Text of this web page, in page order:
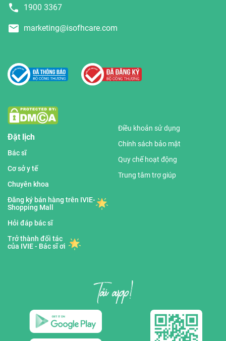
1900 3367
marketing@isofhcare.com
Đặt lịch
Bác sĩ
Cơ sở y tế
Chuyên khoa
Đăng ký bán hàng trên IVIE-
Shopping Mall
Hỏi đáp bác sĩ
Trở thành đối tác
của IVIE - Bác sĩ ơi
Điều khoản sử dụng
Chính sách bảo mật
Quy chế hoạt động
Trung tâm trợ giúp